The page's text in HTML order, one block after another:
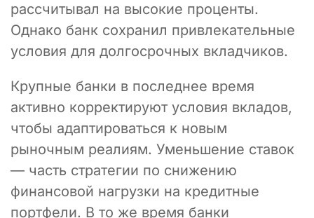
рассчитывал на высокие проценты.
Однако банк сохранил привлекательные
условия для долгосрочных вкладчиков.
Крупные банки в последнее время
активно корректируют условия вкладов,
чтобы адаптироваться к новым
рыночным реалиям. Уменьшение ставок
— часть стратегии по снижению
финансовой нагрузки на кредитные
портфели. В то же время банки